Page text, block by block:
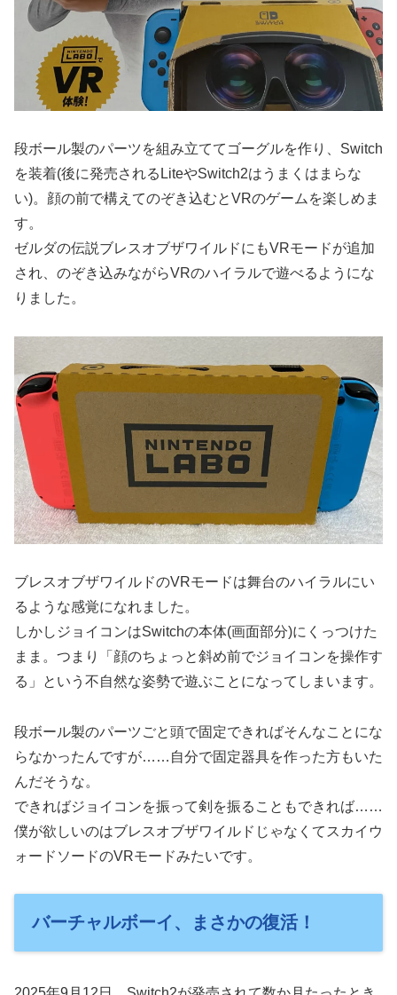
段ボール製のパーツを組み立ててゴーグルを作り、Switch
を装着(後に発売されるLiteやSwitch2はうまくはまらな
い)。顔の前で構えてのぞき込むとVRのゲームを楽しめま
す。
ゼルダの伝説ブレスオブザワイルドにもVRモードが追加
され、のぞき込みながらVRのハイラルで遊べるようにな
りました。
ブレスオブザワイルドのVRモードは舞台のハイラルにい
るような感覚になれました。
しかしジョイコンはSwitchの本体(画面部分)にくっつけた
まま。つまり「顔のちょっと斜め前でジョイコンを操作す
る」という不自然な姿勢で遊ぶことになってしまいます。
段ボール製のパーツごと頭で固定できればそんなことにな
らなかったんですが……自分で固定器具を作った方もいた
んだそうな。
できればジョイコンを振って剣を振ることもできれば……
僕が欲しいのはブレスオブザワイルドじゃなくてスカイウ
ォードソードのVRモードみたいです。
バーチャルボーイ、まさかの復活！